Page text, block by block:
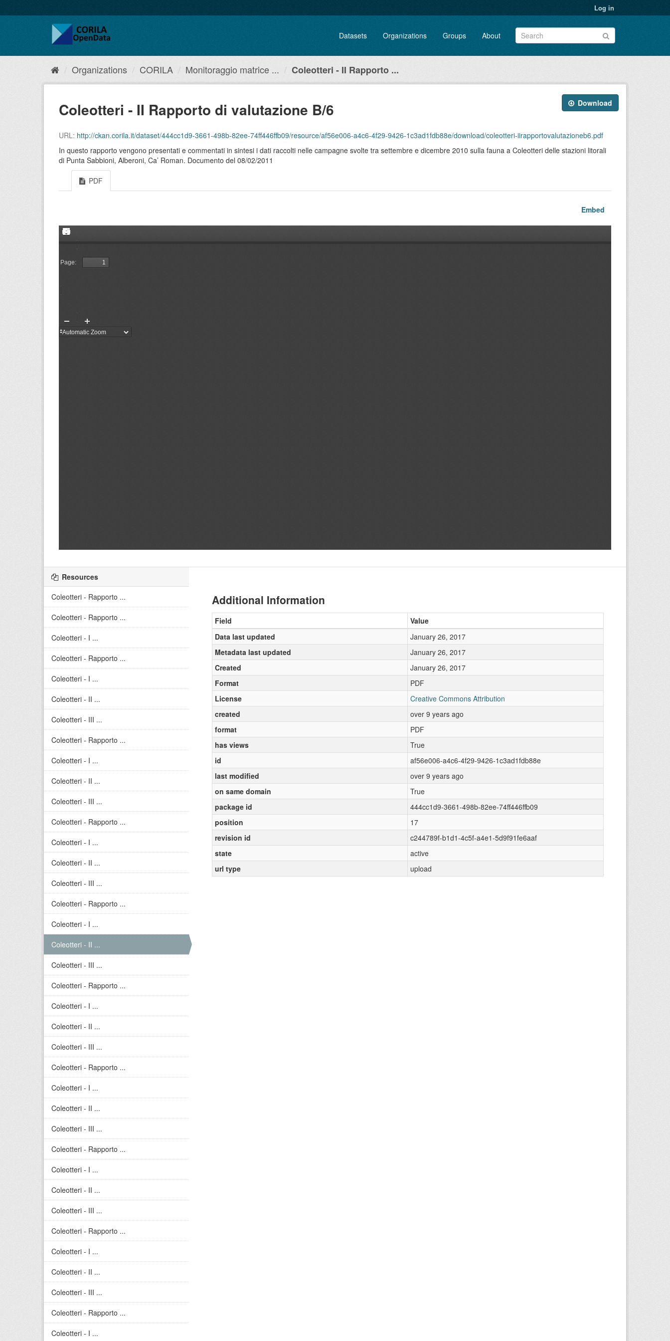
Log in
Datasets Organizations Groups About
Organizations CORILA Monitoraggio matrice ... Coleotteri - II Rapporto ...
Download
Coleotteri - II Rapporto di valutazione B/6
URL: http://ckan.corila.it/dataset/444cc1d9-3661-498b-82ee-74ff446ffb09/resource/af56e006-a4c6-4f29-9426-1c3ad1fdb88e/download/coleotteri-iirapportovalutazioneb6.pdf
In questo rapporto vengono presentati e commentati in sintesi i dati raccolti nelle campagne svolte tra settembre e dicembre 2010 sulla fauna a Coleotteri delle stazioni litorali
di Punta Sabbioni, Alberoni, Ca’ Roman. Documento del 08/02/2011
PDF
Embed
Resources
Coleotteri - Rapporto ...
Coleotteri - Rapporto ...
Coleotteri - I ...
Coleotteri - Rapporto ...
Coleotteri - I ...
Coleotteri - II ...
Coleotteri - III ...
Coleotteri - Rapporto ...
Coleotteri - I ...
Coleotteri - II ...
Coleotteri - III ...
Coleotteri - Rapporto ...
Coleotteri - I ...
Coleotteri - II ...
Coleotteri - III ...
Coleotteri - Rapporto ...
Coleotteri - I ...
Coleotteri - II ...
Coleotteri - III ...
Coleotteri - Rapporto ...
Coleotteri - I ...
Coleotteri - II ...
Coleotteri - III ...
Coleotteri - Rapporto ...
Coleotteri - I ...
Coleotteri - II ...
Coleotteri - III ...
Coleotteri - Rapporto ...
Coleotteri - I ...
Coleotteri - II ...
Coleotteri - III ...
Coleotteri - Rapporto ...
Coleotteri - I ...
Coleotteri - II ...
Coleotteri - III ...
Coleotteri - Rapporto ...
Coleotteri - I ...
Additional Information
Field
Value
Data last updated
January 26, 2017
Metadata last updated
January 26, 2017
Created
January 26, 2017
Format
PDF
License
Creative Commons Attribution
created
over 9 years ago
format
PDF
has views
True
id
af56e006-a4c6-4f29-9426-1c3ad1fdb88e
last modified
over 9 years ago
on same domain
True
package id
444cc1d9-3661-498b-82ee-74ff446ffb09
position
17
revision id
c244789f-b1d1-4c5f-a4e1-5d9f91fe6aaf
state
active
url type
upload